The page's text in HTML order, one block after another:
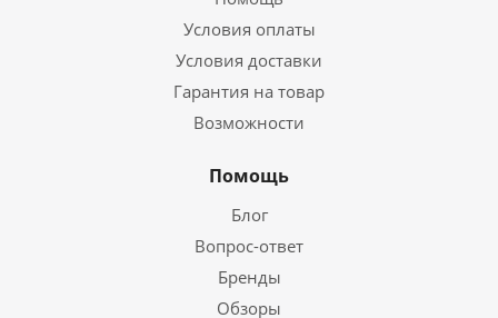
Условия оплаты
Условия доставки
Гарантия на товар
Возможности
Помощь
Блог
Вопрос-ответ
Бренды
Обзоры